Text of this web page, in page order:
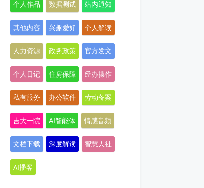
个人作品 数据测试 站内通知
其他内容 兴趣爱好 个人解读
人力资源 政务政策 官方发文
个人日记 住房保障 经办操作
私有服务 办公软件 劳动备案
吉大一院 AI智能体 情感音频
文档下载 深度解读 智慧人社
AI播客